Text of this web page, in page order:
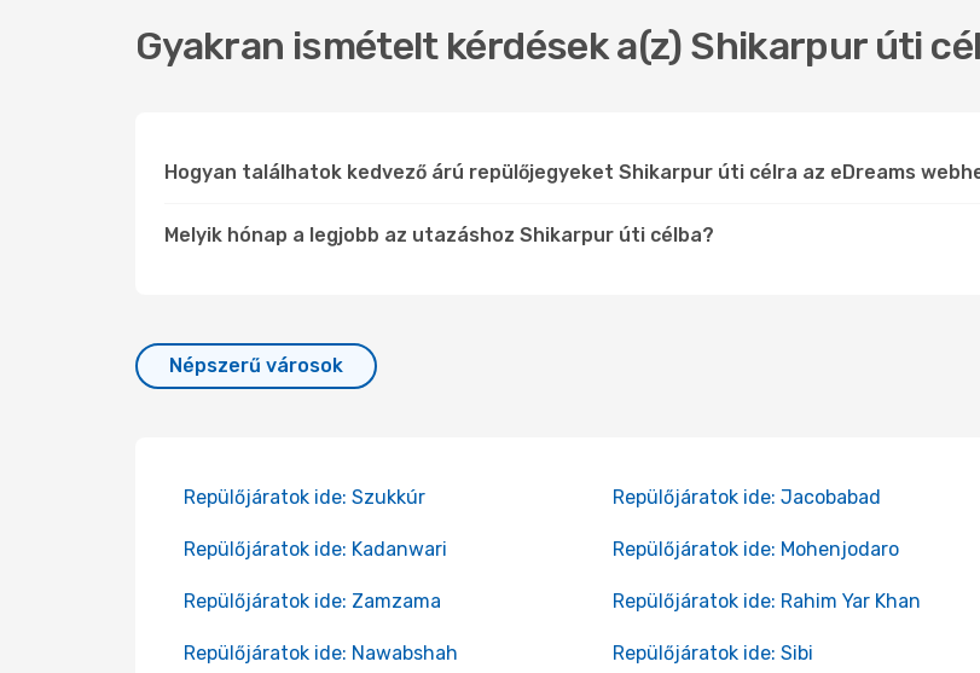
Gyakran ismételt kérdések a(z) Shikarpur úti
Hogyan találhatok kedvező árú repülőjegyeket Shikarpur úti célra az eDreams
Melyik hónap a legjobb az utazáshoz Shikarpur úti célba?
Népszerű városok
Repülőjáratok ide: Szukkúr Repülőjáratok ide: Jacobabad
Repülőjáratok ide: Kadanwari Repülőjáratok ide: Mohenjodaro
Repülőjáratok ide: Zamzama Repülőjáratok ide: Rahim Yar Khan
Repülőjáratok ide: Nawabshah Repülőjáratok ide: Sibi